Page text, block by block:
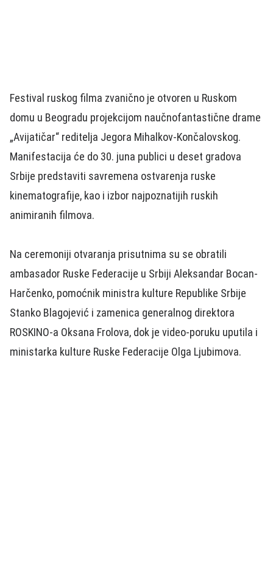
Festival ruskog filma zvanično je otvoren u Ruskom
domu u Beogradu projekcijom naučnofantastične drame
„Avijatičar“ reditelja Jegora Mihalkov-Končalovskog.
Manifestacija će do 30. juna publici u deset gradova
Srbije predstaviti savremena ostvarenja ruske
kinematografije, kao i izbor najpoznatijih ruskih
animiranih filmova.
Na ceremoniji otvaranja prisutnima su se obratili
ambasador Ruske Federacije u Srbiji Aleksandar Bocan-
Harčenko, pomoćnik ministra kulture Republike Srbije
Stanko Blagojević i zamenica generalnog direktora
ROSKINO-a Oksana Frolova, dok je video-poruku uputila i
ministarka kulture Ruske Federacije Olga Ljubimova.